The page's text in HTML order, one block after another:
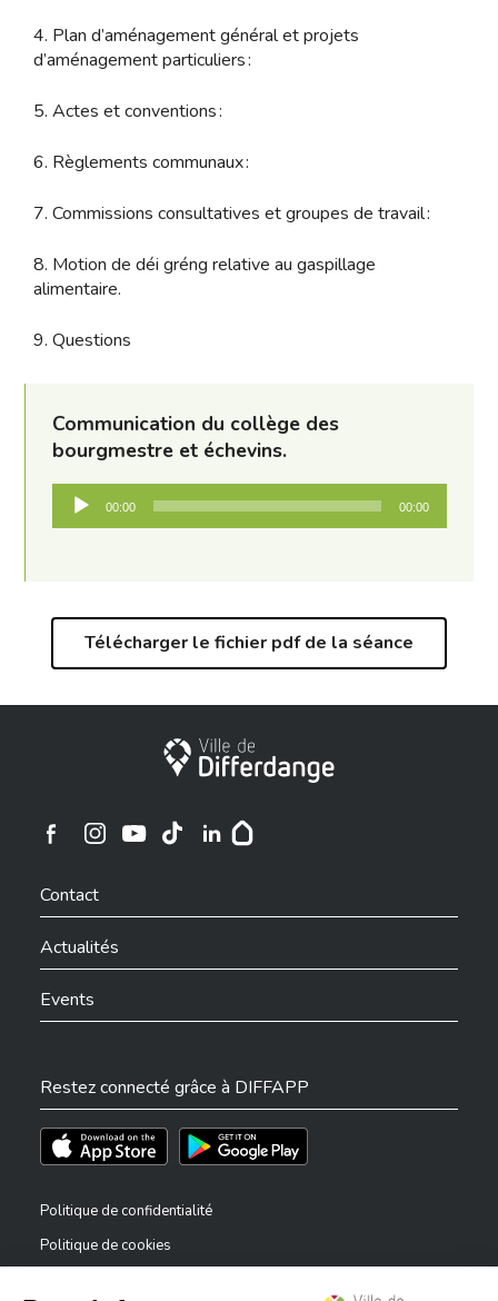
4. Plan d’aménagement général et projets
d’aménagement particuliers :
5. Actes et conventions :
6. Règlements communaux :
7. Commissions consultatives et groupes de travail :
8. Motion de déi gréng relative au gaspillage
alimentaire.
9. Questions
Communication du collège des
bourgmestre et échevins.
Lecteur
audio
00:00 00:00
Télécharger le fichier pdf de la séance
Ville de Differdange
Ville de Differdange sur Instagram
Contact
Actualités
Events
Restez connecté grâce à DIFFAPP
Téléchargez l'app sur l'App StoreTéléchargez l'app sur Play Store
Politique de confidentialité
Politique de cookies